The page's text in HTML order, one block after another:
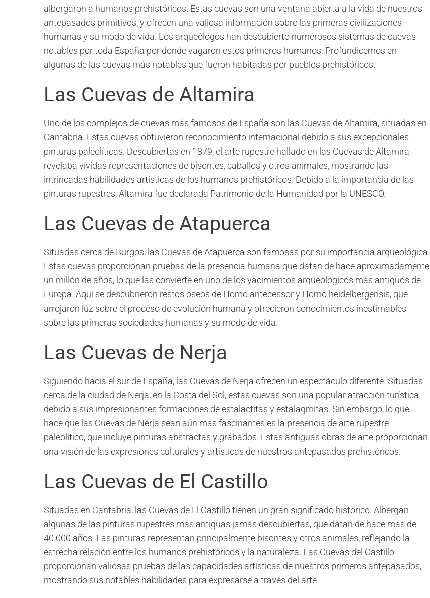
albergaron a humanos prehistóricos. Estas cuevas son una ventana abierta a la vida de nuestros
antepasados primitivos, y ofrecen una valiosa información sobre las primeras civilizaciones
humanas y su modo de vida. Los arqueólogos han descubierto numerosos sistemas de cuevas
notables por toda España por donde vagaron estos primeros humanos. Profundicemos en
algunas de las cuevas más notables que fueron habitadas por pueblos prehistóricos.
Las Cuevas de Altamira
Uno de los complejos de cuevas más famosos de España son las Cuevas de Altamira, situadas en
Cantabria. Estas cuevas obtuvieron reconocimiento internacional debido a sus excepcionales
pinturas paleolíticas. Descubiertas en 1879, el arte rupestre hallado en las Cuevas de Altamira
revelaba vívidas representaciones de bisontes, caballos y otros animales, mostrando las
intrincadas habilidades artísticas de los humanos prehistóricos. Debido a la importancia de las
pinturas rupestres, Altamira fue declarada Patrimonio de la Humanidad por la UNESCO.
Las Cuevas de Atapuerca
Situadas cerca de Burgos, las Cuevas de Atapuerca son famosas por su importancia arqueológica.
Estas cuevas proporcionan pruebas de la presencia humana que datan de hace aproximadamente
un millón de años, lo que las convierte en uno de los yacimientos arqueológicos más antiguos de
Europa. Aquí se descubrieron restos óseos de Homo antecessor y Homo heidelbergensis, que
arrojaron luz sobre el proceso de evolución humana y ofrecieron conocimientos inestimables
sobre las primeras sociedades humanas y su modo de vida.
Las Cuevas de Nerja
Siguiendo hacia el sur de España, las Cuevas de Nerja ofrecen un espectáculo diferente. Situadas
cerca de la ciudad de Nerja, en la Costa del Sol, estas cuevas son una popular atracción turística
debido a sus impresionantes formaciones de estalactitas y estalagmitas. Sin embargo, lo que
hace que las Cuevas de Nerja sean aún más fascinantes es la presencia de arte rupestre
paleolítico, que incluye pinturas abstractas y grabados. Estas antiguas obras de arte proporcionan
una visión de las expresiones culturales y artísticas de nuestros antepasados prehistóricos.
Las Cuevas de El Castillo
Situadas en Cantabria, las Cuevas de El Castillo tienen un gran significado histórico. Albergan
algunas de las pinturas rupestres más antiguas jamás descubiertas, que datan de hace más de
40.000 años. Las pinturas representan principalmente bisontes y otros animales, reflejando la
estrecha relación entre los humanos prehistóricos y la naturaleza. Las Cuevas del Castillo
proporcionan valiosas pruebas de las capacidades artísticas de nuestros primeros antepasados,
mostrando sus notables habilidades para expresarse a través del arte.